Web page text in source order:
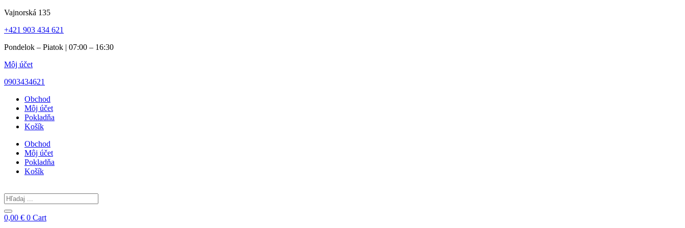
Preskočiť
obsah
Vajnorská 135
+421 903 434 621
Pondelok – Piatok | 07:00 – 16:30
Môj účet
0903434621
Obchod
Môj účet
Pokladňa
Košík
Obchod
Môj účet
Pokladňa
Košík
Search
...
0,00 € 0 Cart